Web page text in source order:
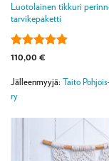
Luotolainen tikkuri
tarvikepaketti
Arvostelu
4.88/ 5
110,00 €
Jälleenmyyjä: Taito
ry